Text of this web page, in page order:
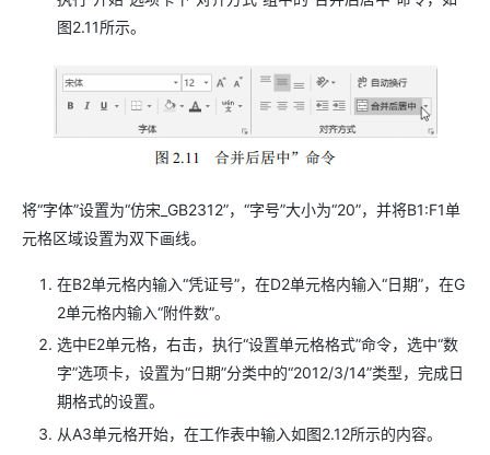
图2.11所示。
将“字体”设置为“仿宋_GB2312”，“字号”大小为“20”，并将B1:F1单
元格区域设置为双下画线。
在B2单元格内输入“凭证号”，在D2单元格内输入“日期”，在G
2单元格内输入“附件数”。
选中E2单元格，右击，执行“设置单元格格式”命令，选中“数
字”选项卡，设置为“日期”分类中的“2012/3/14”类型，完成日
期格式的设置。
从A3单元格开始，在工作表中输入如图2.12所示的内容。